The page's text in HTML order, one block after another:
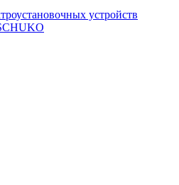
устройств